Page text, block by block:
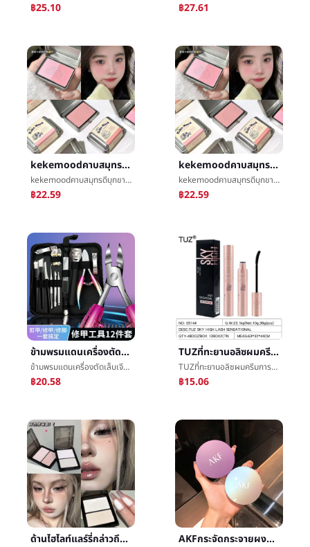
฿25.10 ฿27.61
kekemoodคาบสมุทรดีบุกขาวดำการเปลี่ยนแปลงอย่างค่อยเป็นค่อยไปหน้าแดงสีเทาผงทำนองเพลงด้านแสดงขาวแต่งหน้าเท็จมังสวิรัติสีร้อยเอาขายส่ง
kekemoodคาบสมุทรดีบุกขาวดำการเปลี่ยนแปลงอย่างค่อยเป็นค่อยไปหน้าแดงสีเทาผงทำนองเพลงด้านแสดงขาวแต่งหน้าเท็จมังสวิรัติสีร้อยเอาขายส่ง
฿22.59
kekemoodคาบสมุทรดีบุกขาวดำการเปลี่ยนแปลงอย่างค่อยเป็นค่อยไปหน้าแดงสีเทาผงทำนองเพลงด้านแสดงขาวแต่งหน้าเท็จมังสวิรัติสีร้อยเอาขายส่ง
kekemoodคาบสมุทรดีบุกขาวดำการเปลี่ยนแปลงอย่างค่อยเป็นค่อยไปหน้าแดงสีเทาผงทำนองเพลงด้านแสดงขาวแต่งหน้าเท็จมังสวิรัติสีร้อยเอาขายส่ง
฿22.59
ข้ามพรมแดนเครื่องตัดเล็บเจียโกวคีมตั้งหนานิ้วเท้าจารึกเกราะOlecranonคีมตายผิวå°å´คีมมีดทำเล็บเท้า11ชุด
ข้ามพรมแดนเครื่องตัดเล็บเจียโกวคีมตั้งหนานิ้วเท้าจารึกเกราะOlecranonคีมตายผิวå°å´คีมมีดทำเล็บเท้า11ชุด
฿20.58
TUZที่ทะยานอลิซผมครีมการทำให้ยาวขึ้นหนาปริมาณอลิซกันน้ำต่อต้านเหงื่อไม่กำลังออกดอกยาวขึ้นการเข้ารหัสลับข้ามพรมแดนชำนาญสำหรับ0514
TUZที่ทะยานอลิซผมครีมการทำให้ยาวขึ้นหนาปริมาณอลิซกันน้ำต่อต้านเหงื่อไม่กำลังออกดอกยาวขึ้นการเข้ารหัสลับข้ามพรมแดนชำนาญสำหรับ0514
฿15.06
ด้านไฮไลท์แลร์รี่กล่าวถึงสดใสจมูกเงาé´เงาไฮไลท์é´เงาหน้าแดงหนึ่งแผ่นใบ้พื้นผิวแลร์รี่ไฮไลท์แผ่น AKFกระจัดกระจายผงทนแก้ไขการแต่งหน้าผงการควบคุมน้ำมันกันน้ำต่อต้านเหงื่อไม่เวิกแต่งหน้าน้ำผึ้งผงé¥¼ใหญ่แท้รับประกันต่อต้านä¼ªสามารถ